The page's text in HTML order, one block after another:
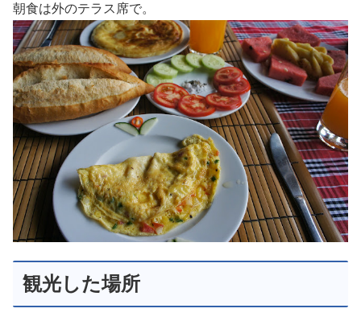
朝食は外のテラス席で。
観光した場所